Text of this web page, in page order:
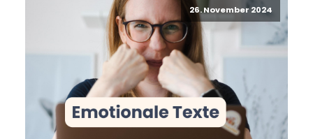
26. November 2024